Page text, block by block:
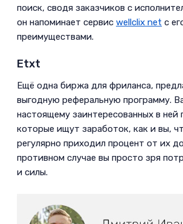
поиск, сводя заказчиков с
он напоминает сервис wellclix net с
преимуществами.­
Etxt­
Ещё одна биржа для фриланса,
выгодную реферальную программу.
настоящему заинтересованных в ней
которые ищут заработок, как и вы,
регулярно приходил процент от их
противном случае вы просто зря
и силы.­